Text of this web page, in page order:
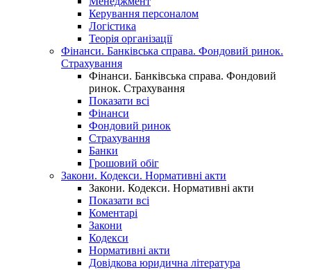
Керування персоналом
Логістика
Теорія організації
Фінанси. Банківська справа. Фондовий ринок.
Страхування
Фінанси. Банківська справа. Фондовий
ринок. Страхування
Показати всі
Фінанси
Фондовий ринок
Страхування
Банки
Грошовий обіг
Закони. Кодекси. Нормативні акти
Закони. Кодекси. Нормативні акти
Показати всі
Коментарі
Закони
Кодекси
Нормативні акти
Довідкова юридична література